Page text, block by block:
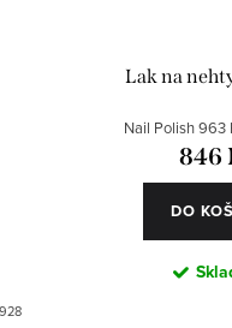
Lak na
Nail Polish 963
846
DO